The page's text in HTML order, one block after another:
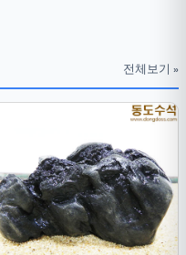
전체보기 »